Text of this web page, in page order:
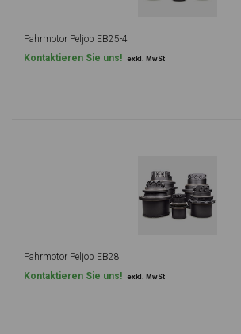
Fahrmotor Peljob EB25-4
Kontaktieren Sie uns! exkl. MwSt
Fahrmotor Peljob EB28
Kontaktieren Sie uns! exkl. MwSt